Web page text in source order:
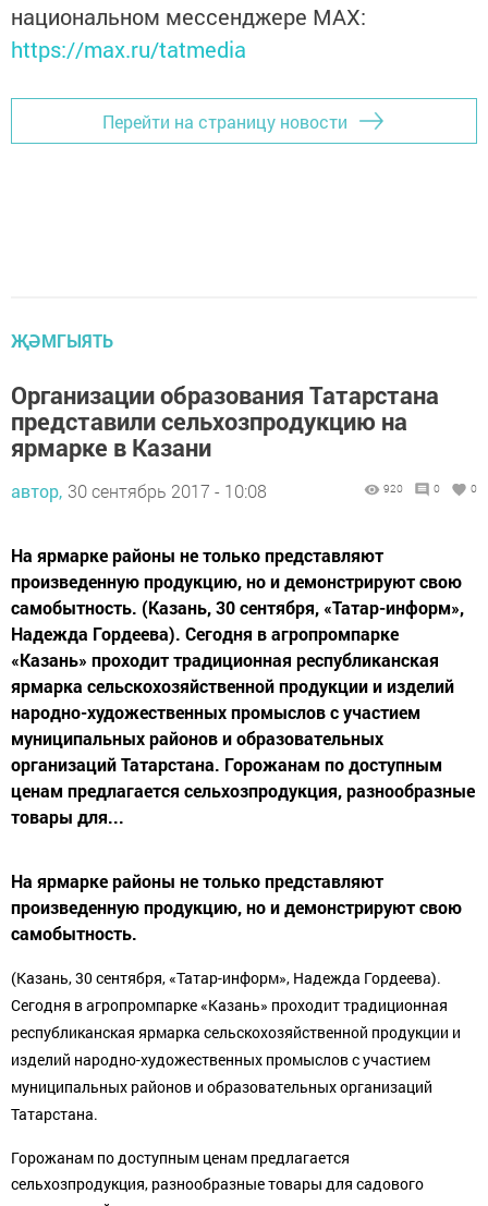
национальном мессенджере MАХ:
https://max.ru/tatmedia
Перейти на страницу новости
ҖӘМГЫЯТЬ
Организации образования Татарстана
представили сельхозпродукцию на
ярмарке в Казани
автор, 30 сентябрь 2017 - 10:08 920 0 0
На ярмарке районы не только представляют
произведенную продукцию, но и демонстрируют свою
самобытность. (Казань, 30 сентября, «Татар-информ»,
Надежда Гордеева). Сегодня в агропромпарке
«Казань» проходит традиционная республиканская
ярмарка сельскохозяйственной продукции и изделий
народно-художественных промыслов с участием
муниципальных районов и образовательных
организаций Татарстана. Горожанам по доступным
ценам предлагается сельхозпродукция, разнообразные
товары для...
На ярмарке районы не только представляют
произведенную продукцию, но и демонстрируют свою
самобытность.
(Казань, 30 сентября, «Татар-информ», Надежда Гордеева).
Сегодня в агропромпарке «Казань» проходит традиционная
республиканская ярмарка сельскохозяйственной продукции и
изделий народно-художественных промыслов с участием
муниципальных районов и образовательных организаций
Татарстана.
Горожанам по доступным ценам предлагается
сельхозпродукция, разнообразные товары для садового